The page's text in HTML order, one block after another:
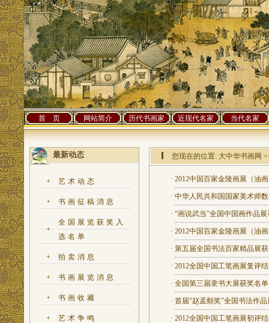
首 页 网站简介 历代书画家 近现代名家 当代名家
最新动态
+ 艺术动态
+ 书画征稿消息
+
全国展览获奖入
选名单
+ 拍卖消息
+ 书画展览消息
+ 书画收藏
+ 艺术争鸣
您现在的位置: 大中华书画网
· 2012中国百家金陵画展（油
· 中华人民共和国国家美术师
· “画说武当”全国中国画作品
· 2012中国百家金陵画展（油
· 第五届全国书法百家精品展
· 2012全国中国工笔画展复评
· 全国第三届隶书大展获奖名单
· 首届“赵孟頫奖”全国书法作
· 2012全国中国工笔画展初评